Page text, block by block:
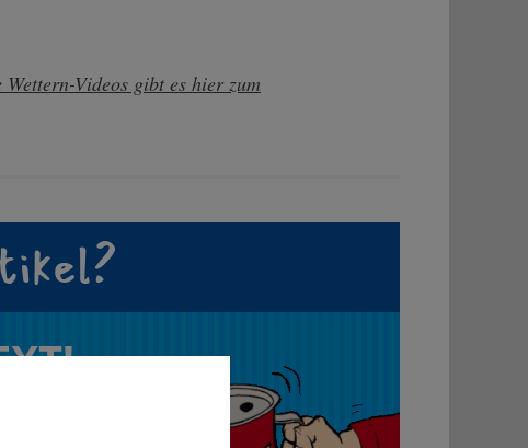
Wettern-Videos gibt es hier zum